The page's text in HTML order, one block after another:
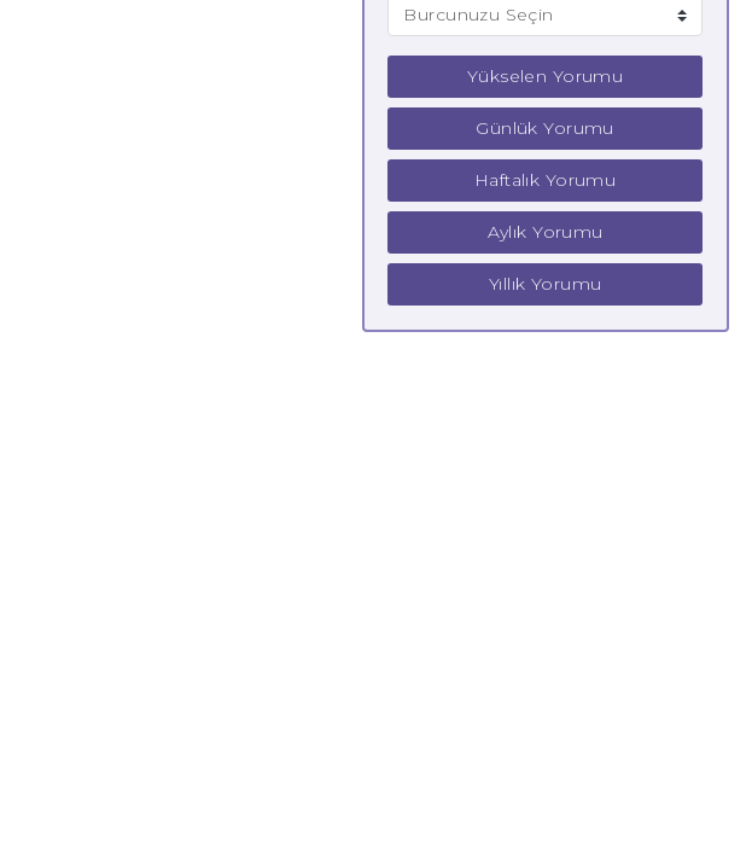
Yükselen Yorumu
Günlük Yorumu
Haftalık Yorumu
Aylık Yorumu
Yıllık Yorumu